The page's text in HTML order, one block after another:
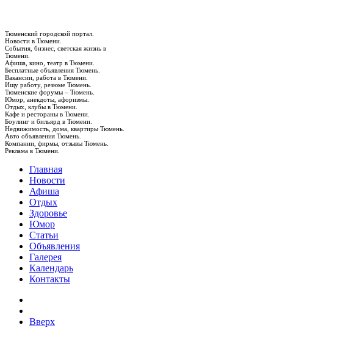
Тюменский городской портал.
Новости в Тюмени.
События, бизнес, светская жизнь в
Тюмени.
Афиша, кино, театр в Тюмени.
Бесплатные объявления Тюмень.
Вакансии, работа в Тюмени.
Ищу работу, резюме Тюмень.
Тюменские форумы – Тюмень.
Юмор, анекдоты, афоризмы.
Отдых, клубы в Тюмени.
Кафе и рестораны в Тюмени.
Боулинг и бильярд в Тюмени.
Недвижимость, дома, квартиры Тюмень.
Авто объявления Тюмень.
Компании, фирмы, отзывы Тюмень.
Реклама в Тюмени.
Главная
Новости
Афиша
Отдых
Здоровье
Юмор
Статьи
Объявления
Галерея
Календарь
Контакты
Вверх